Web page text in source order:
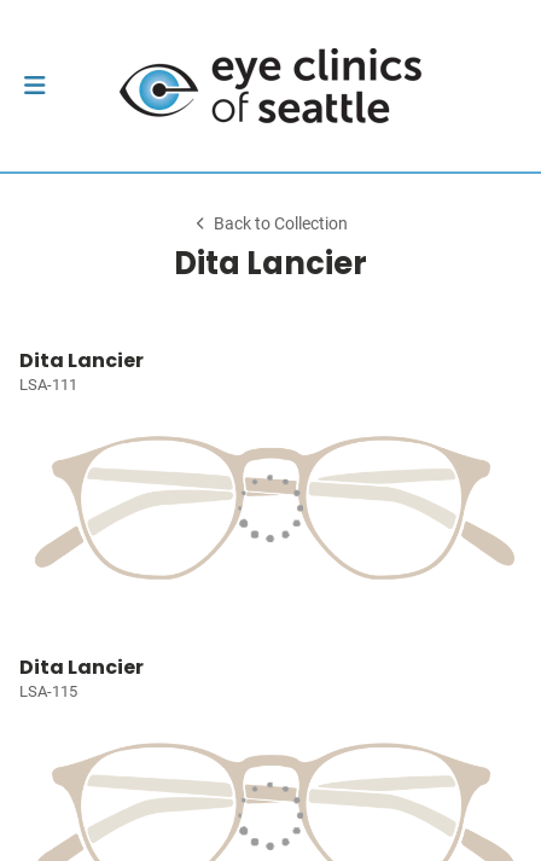
Back to Collection
Dita Lancier
Dita Lancier
LSA-111
Dita Lancier
LSA-115